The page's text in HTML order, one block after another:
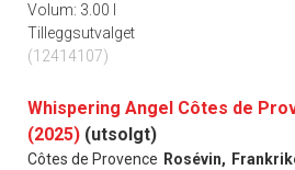
Volum: 3.00 l
Tilleggsutvalget
(12414107)
Whispering Angel Côtes de
(2025) (utsolgt)
Côtes de Provence Rosévin,